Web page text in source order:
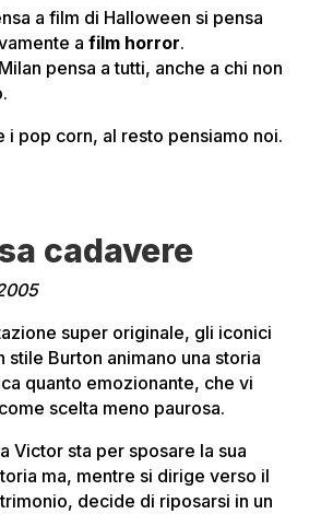
a film di Halloween si pensa
a film horror.
pensa a tutti, anche a chi non
i pop corn, al resto pensiamo noi.
cadavere
super originale, gli iconici
stile Burton animano una storia
quanto emozionante, che vi
scelta meno paurosa.
Victor sta per sposare la sua
ma, mentre si dirige verso il
decide di riposarsi in un